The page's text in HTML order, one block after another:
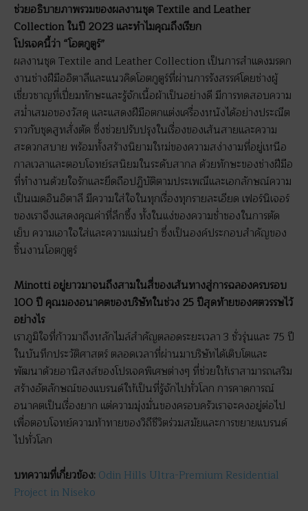
ช่วยอธิบายภาพรวมของผลงานชุด Textile and Leather
Collection ในปี 2023 และทำไมคุณถึงเรียก
โปรเจคนี้ว่า “โอตกูตูร์”
ผลงานชุด Textile and Leather Collection เป็นการสำแดงมรดก
งานช่างฝีมืออิตาลีและแนวคิดโอตกูตูร์ที่ผ่านการรังสรรค์โดยช่างผู้
เชี่ยวชาญที่เปี่ยมทักษะและรู้จักเนื้อผ้าเป็นอย่างดี มีการทดสอบความ
สม่ำเสมอของวัสดุ และแสดงฝีมือตกแต่งเครื่องหนังได้อย่างประณีต
ราวกับชุดสูทสั่งตัด ซึ่งช่วยปรับปรุงในเรื่องของเส้นสายและความ
สะดวกสบาย พร้อมทั้งสร้างนิยามใหม่ของความสง่างามที่อยู่เหนือ
กาลเวลาและตอบโจทย์รสนิยมในระดับสากล ด้วยทักษะของช่างฝีมือ
ที่ทำงานด้วยใจรักและยึดถือปฏิบัติตามประเพณีและเอกลักษณ์ความ
เป็นเมดอินอิตาลี มีความใส่ใจในทุกเรื่องทุกรายละเอียด เฟอร์นิเจอร์
ของเราจึงแสดงคุณค่าที่ลึกซึ้ง ทั้งในแง่ของความช่ำชองในการตัด
เย็บ ความเอาใจใส่และความแม่นยำ ซึ่งเป็นองค์ประกอบสำคัญของ
ชิ้นงานโอตกูตูร์
Minotti อยู่ยาวมาจนถึงสามในสี่ของเส้นทางสู่การฉลองครบรอบ
100 ปี คุณมองอนาคตของบริษัทในช่วง 25 ปีสุดท้ายของศตวรรษไว้
อย่างไร
เราภูมิใจที่ก้าวมาถึงหลักไมล์สำคัญตลอดระยะเวลา 3 ชั่วรุ่นและ 75 ปี
ในบันทึกประวัติศาสตร์ ตลอดเวลาที่ผ่านมาบริษัทได้เติบโตและ
พัฒนาด้วยอานิสงส์ของโปรเจคพิเศษต่างๆ ที่ช่วยให้เราสามารถเสริม
สร้างอัตลักษณ์ของแบรนด์ให้เป็นที่รู้จักไปทั่วโลก การคาดการณ์
อนาคตเป็นเรื่องยาก แต่ความมุ่งมั่นของครอบครัวเราจะคงอยู่ต่อไป
เพื่อตอบโจทย์ความท้าทายของวิถีชีวิตร่วมสมัยและการขยายแบรนด์
ไปทั่วโลก
บทความที่เกี่ยวข้อง: Odin Hills Ultra-Premium Residential
Project in Niseko